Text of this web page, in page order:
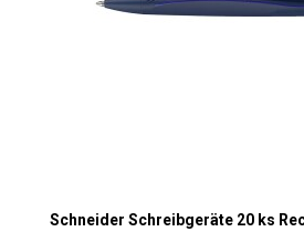
Schneider Schreibgeräte 20 ks